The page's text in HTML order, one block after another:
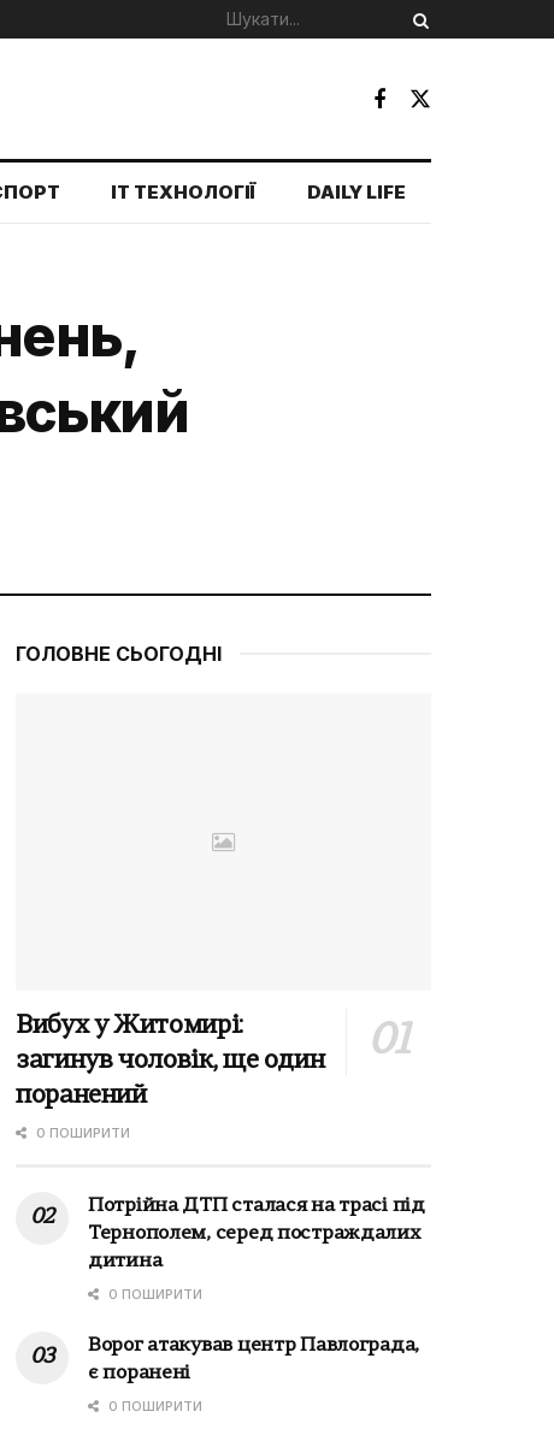
IT ТЕХНОЛОГІЇ DAILY LIFE
ГОЛОВНЕ СЬОГОДНІ
Вибух у Житомирі:
загинув чоловік, ще один
поранений
0 ПОШИРИТИ
Потрійна ДТП сталася на трасі під
Тернополем, серед постраждалих
дитина
0 ПОШИРИТИ
Ворог атакував центр Павлограда,
є поранені
0 ПОШИРИТИ